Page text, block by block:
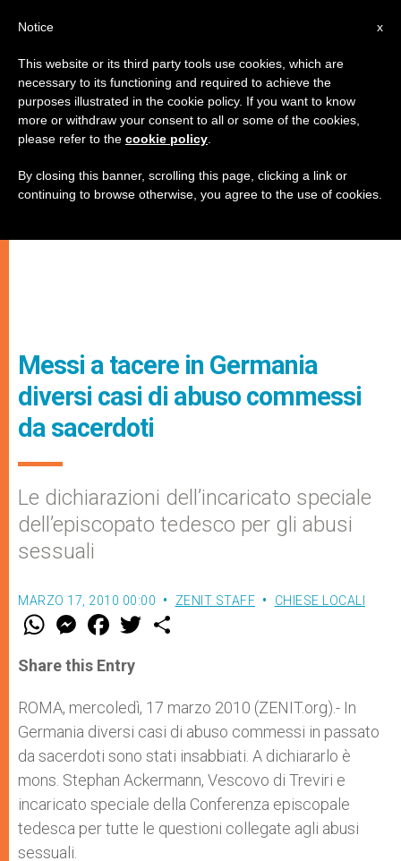
Messi a tacere in Germania
diversi casi di abuso commessi
da sacerdoti
Le dichiarazioni dell’incaricato speciale
dell’episcopato tedesco per gli abusi
sessuali
MARZO 17, 2010 00:00 ZENIT STAFF CHIESE LOCALI
W
t
s
p
p
M
e
s
e
g
e
r
F
a
e
b
o
k
w
r
Share this Entry
ROMA, mercoledì, 17 marzo 2010 (ZENIT.org).- In
Germania diversi casi di abuso commessi in passato
da sacerdoti sono stati insabbiati. A dichiararlo è
mons. Stephan Ackermann, Vescovo di Treviri e
incaricato speciale della Conferenza episcopale
tedesca per tutte le questioni collegate agli abusi
sessuali.
x
Notice
This website or its third party tools use cookies, which are
necessary to its functioning and required to achieve the
purposes illustrated in the cookie policy. If you want to know
more or withdraw your consent to all or some of the cookies,
please refer to the cookie policy
By closing this banner, scrolling this page, clicking a link or
continuing to browse otherwise, you agree to the use of cookies.